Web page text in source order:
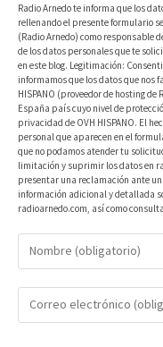
Radio Arnedo te informa que los
rellenando el presente formulario
(Radio Arnedo) como responsable
de los datos personales que te
en este blog. Legitimación:
informamos que los datos que nos
HISPANO (proveedor de hosting de
España país cuyo nivel de
privacidad de OVH HISPANO. El
personal que aparecen en el
que no podamos atender tu
limitación y suprimir los datos en
presentar una reclamación ante
información adicional y detallada
radioarnedo.com, así como